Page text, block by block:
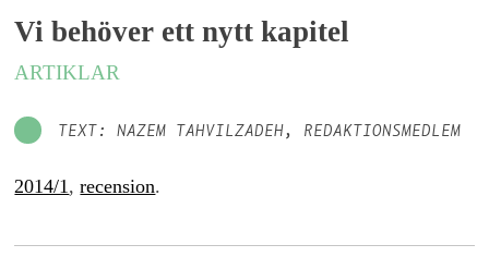
Vi behöver ett nytt kapitel
ARTIKLAR
TEXT: NAZEM TAHVILZADEH, REDAKTIONSMEDLEM
2014/1 ,recension.